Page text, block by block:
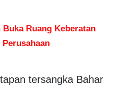
Ruang Keberatan
tersangka Bahar